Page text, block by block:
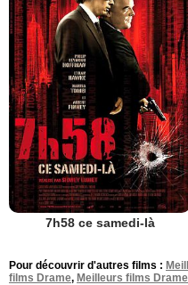
7h58 ce samedi-là
Pour découvrir d'autres films :
films Drame, Meilleurs films